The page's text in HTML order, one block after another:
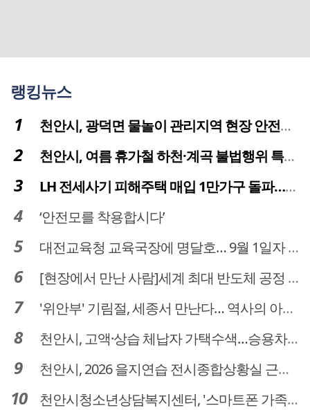
랭킹뉴스
천안시, 광덕면 물놀이 관리지역 현장 안전점검 실시
천안시, 여름 휴가철 하천·계곡 불법행위 특별단속
LH 전세사기 피해주택 매입 1만가구 돌파…피해 인정도 4만건 넘어
‘안전모를 착용합시다’
대전교육청 교육국장에 명달호… 9월 1일자 181명 인사
[현장에서 만난 사람]세계 최대 반도체 공정 장비 제조 기업 ASML 한종호 매니저
'위안부' 기림절, 세종서 만난다… 역사의 아픔 치유, '평화의 장'
천안시, 고액·상습 체납자 가택수색…승용차 압류·공매 착수
천안시, 2026 을지연습 전시종합상황실 근무자 사전교육
천안시청소년상담복지센터, '스마트폰 가족치유캠프' 운영